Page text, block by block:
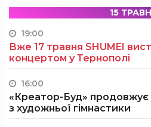
15
19:00
Вже 17 травня SHUMEI
концертом у Тернополі
16:00
«Креатор-Буд» продовжує
з художньої гімнастики